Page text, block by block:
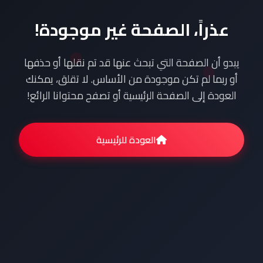
عذراً، الصفحة غير موجودة!
يبدو أن الصفحة التي تبحث عنها قد تم نقلها أو حذفها
أو ربما لم تكن موجودة من الأساس. لا تقلق، يمكنك
العودة إلى الصفحة الرئيسية أو تصفح محتوانا الرائع!
العودة للرئيسية